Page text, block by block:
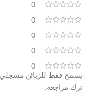
0
0
0
0
0
يسمح فقط للزبائن مسجلي
ترك مراجعة.